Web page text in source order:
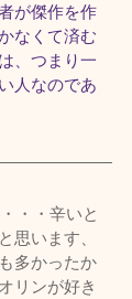
が傑作を作
なくて済む
、つまり一
人なのであ
・・辛いと
思います、
多かったか
リンが好き